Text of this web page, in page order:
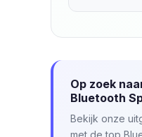
Op zoek
Bluetooth
Bekijk onze
met de top